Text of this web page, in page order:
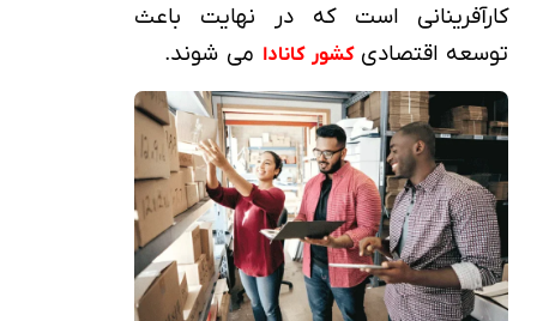
کارآفرینانی است که در نهایت باعث
توسعه اقتصادی کشور کانادا می شوند.